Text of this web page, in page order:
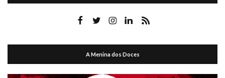
A Menina dos Doces